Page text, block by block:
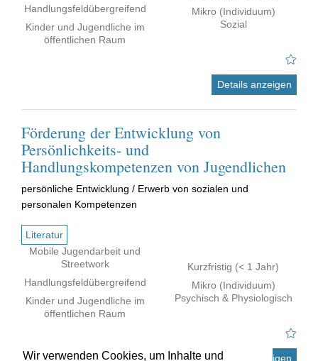
Wir verwenden Cookies, um Inhalte und
Handlungsfeldübergreifend
Kinder und Jugendliche im
öffentlichen Raum
Mikro (Individuum)
Sozial
Details anzeigen
Förderung der Entwicklung von
Persönlichkeits- und
Handlungskompetenzen von Jugendlichen
persönliche Entwicklung / Erwerb von sozialen und
personalen Kompetenzen
Literatur
Mobile Jugendarbeit und
Streetwork
Handlungsfeldübergreifend
Kinder und Jugendliche im
öffentlichen Raum
Kurzfristig (< 1 Jahr)
Mikro (Individuum)
Psychisch & Physiologisch
Details anzeigen